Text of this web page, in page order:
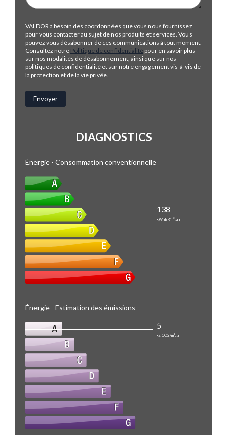
VALDOR a besoin des coordonnées que vous nous fournissez
pour vous contacter au sujet de nos produits et services. Vous
pouvez vous désabonner de ces communications à tout moment.
Consultez notre Politique de confidentialité pour en savoir plus
sur nos modalités de désabonnement, ainsi que sur nos
politiques de confidentialité et sur notre engagement vis-à-vis de
la protection et de la vie privée.
DIAGNOSTICS
Énergie - Consommation conventionnelle
138
kWhEP/m².an
Énergie - Estimation des émissions
5
kg CO2/m².an